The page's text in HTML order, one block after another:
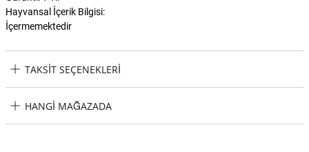
Hayvansal İçerik Bilgisi:
İçermemektedir
TAKSIT SEÇENEKLERI
HANGI MAĞAZADA